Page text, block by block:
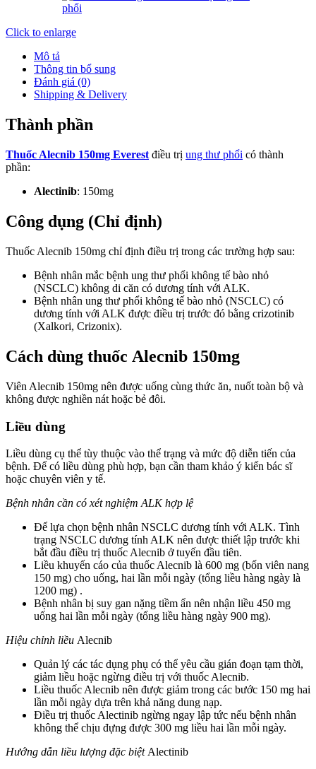
Click to enlarge
Mô tả
Thông tin bổ sung
Đánh giá (0)
Shipping & Delivery
Thành phần
Thuốc Alecnib 150mg Everest điều trị ung thư phổi có thành
phần:
Alectinib: 150mg
Công dụng (Chỉ định)
Thuốc Alecnib 150mg chỉ định điều trị trong các trường hợp sau:
Bệnh nhân mắc bệnh ung thư phổi không tế bào nhỏ
(NSCLC) không di căn có dương tính với ALK.
Bệnh nhân ung thư phổi không tế bào nhỏ (NSCLC) có
dương tính với ALK được điều trị trước đó bằng crizotinib
(Xalkori, Crizonix).
Cách dùng thuốc Alecnib 150mg
Viên Alecnib 150mg nên được uống cùng thức ăn, nuốt toàn bộ và
không được nghiền nát hoặc bẻ đôi.
Liều dùng
Liều dùng cụ thể tùy thuộc vào thể trạng và mức độ diễn tiến của
bệnh. Để có liều dùng phù hợp, bạn cần tham khảo ý kiến bác sĩ
hoặc chuyên viên y tế.
Bệnh nhân cần có xét nghiệm ALK hợp lệ
Để lựa chọn bệnh nhân NSCLC dương tính với ALK. Tình
trạng NSCLC dương tính ALK nên được thiết lập trước khi
bắt đầu điều trị thuốc Alecnib ở tuyến đầu tiên.
Liều khuyến cáo của thuốc Alecnib là 600 mg (bốn viên nang
150 mg) cho uống, hai lần mỗi ngày (tổng liều hàng ngày là
1200 mg) .
Bệnh nhân bị suy gan nặng tiềm ẩn nên nhận liều 450 mg
uống hai lần mỗi ngày (tổng liều hàng ngày 900 mg).
Hiệu chỉnh liều Alecnib
Quản lý các tác dụng phụ có thể yêu cầu gián đoạn tạm thời,
giảm liều hoặc ngừng điều trị với thuốc Alecnib.
Liều thuốc Alecnib nên được giảm trong các bước 150 mg hai
lần mỗi ngày dựa trên khả năng dung nạp.
Điều trị thuốc Alectinib ngừng ngay lập tức nếu bệnh nhân
không thể chịu đựng được 300 mg liều hai lần mỗi ngày.
Hướng dẫn liều lượng đặc biệt Alectinib